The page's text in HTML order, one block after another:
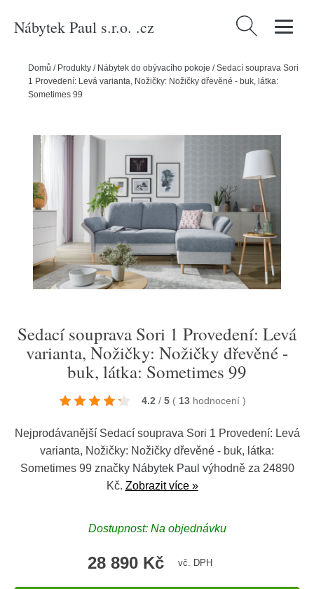
Nábytek Paul s.r.o. .cz Vyhledávání
Domů / Produkty / Nábytek do obývacího pokoje /Sedací souprava Sori
1 Provedení: Levá varianta, Nožičky: Nožičky dřevěné - buk, látka:
Sometimes 99
Sedací souprava Sori 1 Provedení: Levá
varianta, Nožičky: Nožičky dřevěné -
buk, látka: Sometimes 99
4.2 / 5 ( 13 hodnocení )
Nejprodávanější Sedací souprava Sori 1 Provedení: Levá
varianta, Nožičky: Nožičky dřevěné - buk, látka:
Sometimes 99 značky Nábytek Paul výhodně za 24890
Kč. Zobrazit více »
Dostupnost: Na objednávku
28 890 Kč vč. DPH